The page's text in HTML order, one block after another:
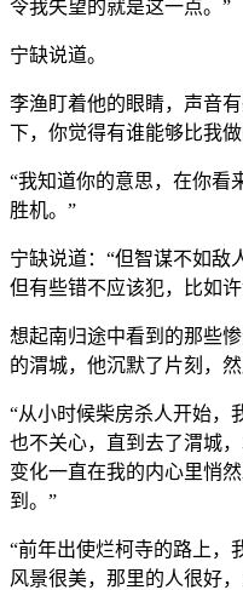
令我失望的就是这一点。”
宁缺说道。
李渔盯着他的眼睛，声音
下，你觉得有谁能够比我
“我知道你的意思，在你看
胜机。”
宁缺说道：“但智谋不如敌
但有些错不应该犯，比如
想起南归途中看到的那些
的渭城，他沉默了片刻，然
“从小时候柴房杀人开始，
也不关心，直到去了渭城
变化一直在我的内心里悄
到。”
“前年出使烂柯寺的路上，
风景很美，那里的人很好